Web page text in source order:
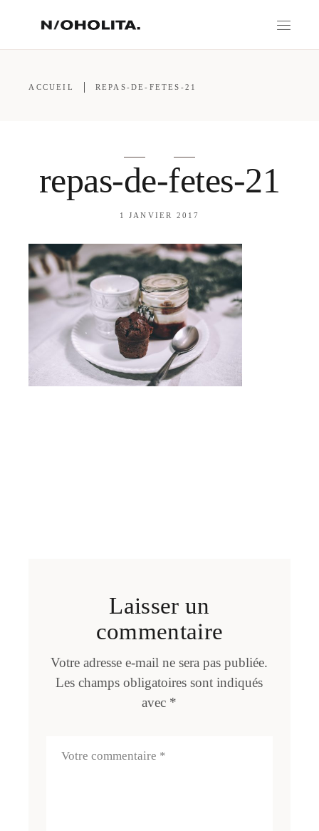
ACCUEIL REPAS-DE-FETES-21
repas-de-fetes-21
1 JANVIER 2017
Laisser un
commentaire
Votre adresse e-mail ne sera pas publiée.
Les champs obligatoires sont indiqués
avec *